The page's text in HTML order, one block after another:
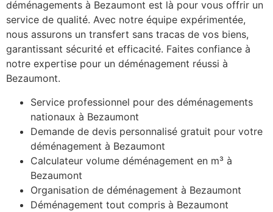
déménagements à Bezaumont est là pour vous offrir un
service de qualité. Avec notre équipe expérimentée,
nous assurons un transfert sans tracas de vos biens,
garantissant sécurité et efficacité. Faites confiance à
notre expertise pour un déménagement réussi à
Bezaumont.
Service professionnel pour des déménagements
nationaux à Bezaumont
Demande de devis personnalisé gratuit pour votre
déménagement à Bezaumont
Calculateur volume déménagement en m³ à
Bezaumont
Organisation de déménagement à Bezaumont
Déménagement tout compris à Bezaumont